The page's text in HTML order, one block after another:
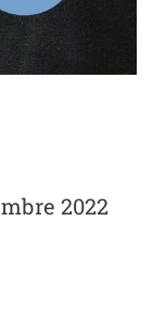
2022